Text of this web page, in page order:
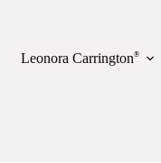
Leonora Carrington®